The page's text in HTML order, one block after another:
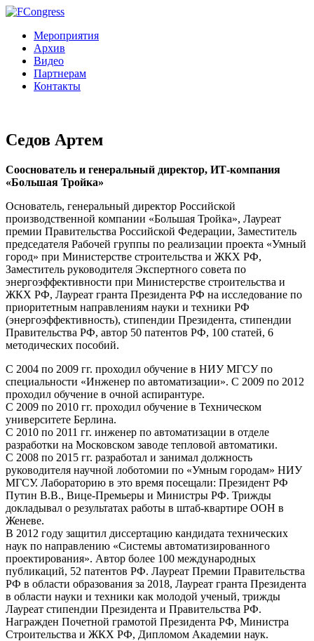
Мероприятия
Архив
Видео
Партнерам
Контакты
Седов Артем
Сооснователь и генеральный директор, ИТ-компания
«Большая Тройка»
Основатель, генеральный директор Российской
производственной компании «Большая Тройка», Лауреат
премии Правительства Российской Федерации, Заместитель
председателя Рабочей группы по реализации проекта «Умный
город» при Министерстве строительства и ЖКХ РФ,
Заместитель руководителя Экспертного совета по
энергоэффективности при Министерстве строительства и
ЖКХ РФ, Лауреат гранта Президента РФ на исследование по
приоритетным направлениям науки и техники РФ
(энергоэффективность), стипендии Президента, стипендии
Правительства РФ, автор 50 патентов РФ, 100 статей, 6
методических пособий.
С 2004 по 2009 гг. проходил обучение в НИУ МГСУ по
специальности «Инженер по автоматизации». С 2009 по 2012
проходил обучение в очной аспирантуре.
С 2009 по 2010 гг. проходил обучение в Техническом
университете Берлина.
С 2010 по 2011 гг. инженер по автоматизации в отделе
разработки на Московском заводе тепловой автоматики.
С 2008 по 2015 гг. разработал и занимал должность
руководителя научной лоботомии по «Умным городам» НИУ
МГСУ. Лабораторию в это время посещали: Президент РФ
Путин В.В., Вице-Премьеры и Министры РФ. Трижды
докладывал о результатах работы в штаб-квартире ООН в
Женеве.
В 2012 году защитил диссертацию кандидата технических
наук по направлению «Системы автоматизированного
проектирования». Автор более 100 международных
публикаций, 52 патентов РФ. Лауреат Премии Правительства
РФ в области образования за 2018, Лауреат гранта Президента
в области науки и техники как молодой ученый, трижды
Лауреат стипендии Президента и Правительства РФ.
Награжден Почетной грамотой Президента РФ, Министра
Строительства и ЖКХ РФ, Дипломом Академии наук.